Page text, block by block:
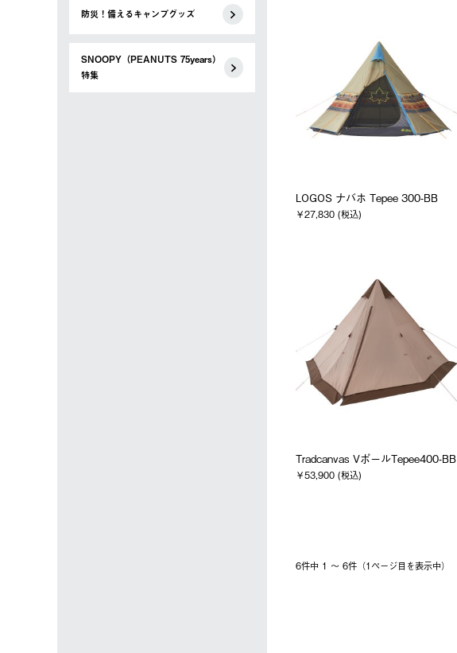
防災！備えるキャンプグッズ
SNOOPY（PEANUTS 75years）
特集
LOGOS ナバホ Tepee 300-BB
￥27,830 (税込)
Tradcanvas VポールTepee400-BB
￥53,900 (税込)
6件中 1 〜 6件（1ページ⽬を表⽰中）